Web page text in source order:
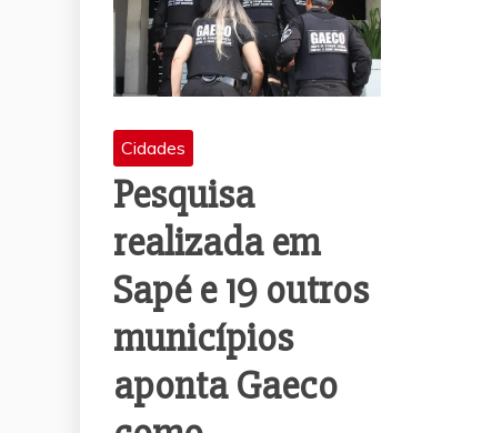
Cidades
Pesquisa
realizada em
Sapé e 19 outros
municípios
aponta Gaeco